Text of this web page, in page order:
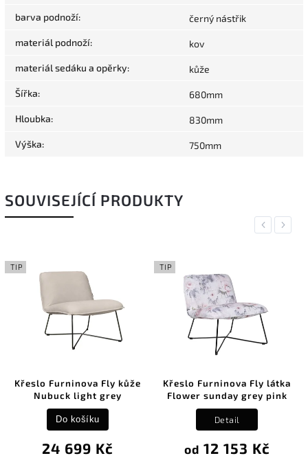
barva podnoží: černý nástřik
materiál podnoží: kov
materiál sedáku a opěrky: kůže
Šířka: 680mm
Hloubka: 830mm
Výška: 750mm
SOUVISEJÍCÍ PRODUKTY
Previous
TIP
Křeslo Furninova Fly kůže
Nubuck light grey
24 699 Kč
Do košíku
TIP
Křeslo Furninova Fly látka
Flower sunday grey pink
od 12 153 Kč
Detail
Next